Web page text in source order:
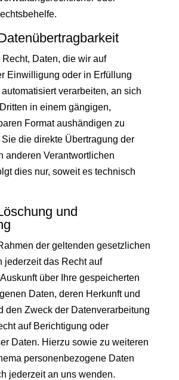
Daten, die wir auf
Einwilligung oder in Erfüllung
verarbeiten, an sich
in einem gängigen,
Format aushändigen zu
Sie die direkte Übertragung der
anderen Verantwortlichen
dies nur, soweit es technisch
und
der geltenden gesetzlichen
jederzeit das Recht auf
über Ihre gespeicherten
Daten, deren Herkunft und
den Zweck der Datenverarbeitung
auf Berichtigung oder
Daten. Hierzu sowie zu weiteren
personenbezogene Daten
jederzeit an uns wenden.